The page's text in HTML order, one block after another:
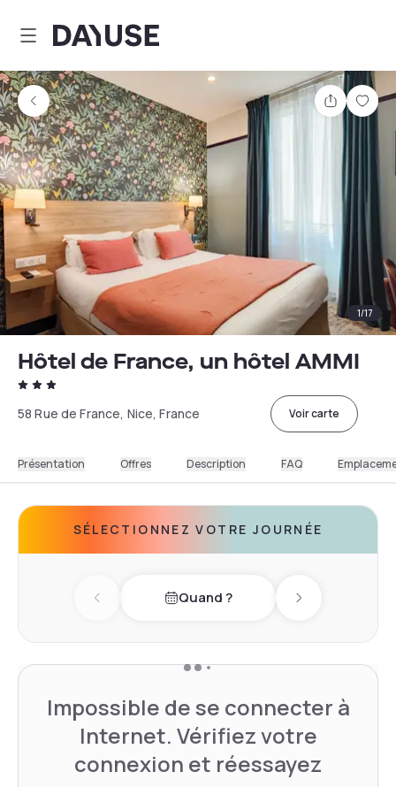
Dayuse
Partager
1/17
Hôtel de France, un hôtel AMMI
58 Rue de France, Nice, France Voir carte
Présentation Offres Description FAQ
SÉLECTIONNEZ VOTRE JOURNÉE
Previous dayQuand ? Next day
Impossible de se connecter à
Internet. Vérifiez votre
connexion et réessayez